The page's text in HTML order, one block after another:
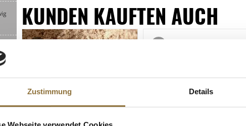
Zustimmung Details
KUNDEN KAUFTEN AUCH